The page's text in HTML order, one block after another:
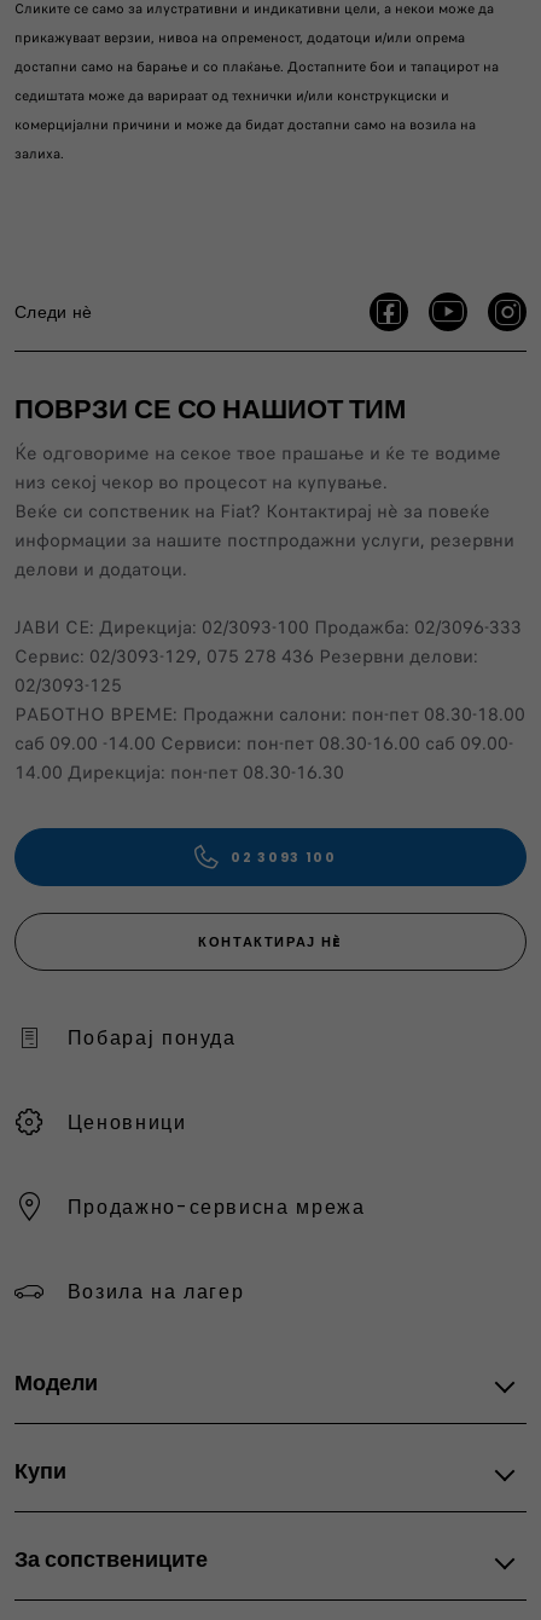
Сликите се само за илустративни и индикативни цели, а некои може да
прикажуваат верзии, нивоа на опременост, додатоци и/или опрема
достапни само на барање и со плаќање. Достапните бои и тапацирот на
седиштата може да варираат од технички и/или конструкциски и
комерцијални причини и може да бидат достапни само на возила на
залиха.
Следи нѐ
ПОВРЗИ СЕ СО НАШИОТ ТИМ
Ќе одговориме на секое твое прашање и ќе те водиме
низ секој чекор во процесот на купување.
Веќе си сопственик нa Fiat? Контактирај нѐ за повеќе
информации за нашите постпродажни услуги, резервни
делови и додатоци.
ЈАВИ СЕ: Дирекција: 02/3093-100 Продажба: 02/3096-333
Сервис: 02/3093-129, 075 278 436 Резервни делови:
02/3093-125
РАБОТНО ВРЕМЕ: Продажни салони: пон-пет 08.30-18.00
саб 09.00 -14.00 Сервиси: пон-пет 08.30-16.00 саб 09.00-
14.00 Дирекција: пон-пет 08.30-16.30
02 3093 100
КОНТАКТИРАЈ НÈ
Побарај понуда
Ценовници
Продажно-сервисна мрежа
Возила на лагер
Модели
Grande Panda Hybrid
600 Petrol
600 Hybrid
Купи
Актуелни промоции
За сопствениците